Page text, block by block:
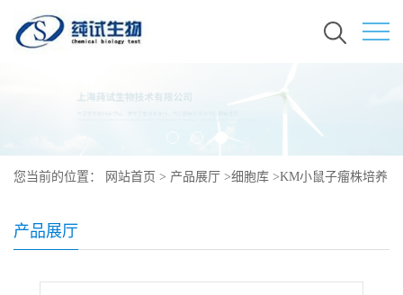
您当前的位置： 网站首页 > 产品展厅 >细胞库 >KM小鼠子瘤株培养
产品展厅